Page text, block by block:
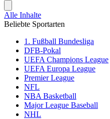
Alle Inhalte
Beliebte Sportarten
1. Fußball Bundesliga
DFB-Pokal
UEFA Champions League
UEFA Europa League
Premier League
NFL
NBA Basketball
Major League Baseball
NHL